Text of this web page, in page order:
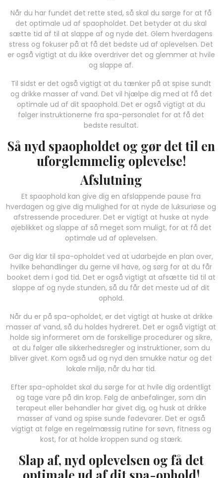
Når du har fundet det rette sted, så skal du sørge for at få
det optimale ud af spaopholdet. Det betyder at du skal
sætte tid af til at slappe af og nyde det. Glem hverdagens
stress og fokuser på at få det bedste ud af oplevelsen. Det
er også vigtigt at du ikke overdriver det og glemmer at hvile
og slappe af.
Til sidst er det også vigtigt at du tænker på at spise sundt
og drikke masser af vand. Det vil hjælpe dig med at få det
optimale ud af dit spaophold. Det er også vigtigt at du
følger instruktionerne fra spa-personalet for at få det
bedste resultat.
Så nyd spaopholdet og gør det til en
uforglemmelig oplevelse!
Afslutning
Et spaophold kan give dig en afslappende pause fra
hverdagen og give dig mulighed for at nyde de luksuriøse og
afstressende procedurer. Det er vigtigt at huske at nyde
øjeblikket og slappe af så meget som muligt, for at få det
optimale ud af oplevelsen.
Gør dig klar til spa-opholdet ved at udarbejde en plan over,
hvilke behandlinger du gerne vil have, og sørg for at du får
booket dem i god tid. Det er også vigtigt at afsætte tid til at
slappe af og nyde stunden, så du får det meste ud af dit
ophold.
Når du er på spa-opholdet, er det vigtigt at huske at drikke
masser af vand, så du holdes hydreret. Det er også vigtigt at
holde sig informeret om de forskellige procedurer og sikre,
at du følger alle sikkerhedsregler og instruktioner, som du
bliver givet. Kom også ud og nyd den smukke natur og det
lokale miljø, når du har tid.
Efter spa-opholdet skal du sørge for at hvile dig ordentligt
og tage vare på din krop. Følg de anbefalinger, som din
terapeut eller behandler har givet dig, og husk at drikke
masser af vand og spise sunde fødevarer. Det er også
vigtigt at følge en regelmæssig rutine for søvn, fitness og
kost, for at holde kroppen sund og stærk.
Slap af, nyd oplevelsen og få det
optimale ud af dit spa-ophold!